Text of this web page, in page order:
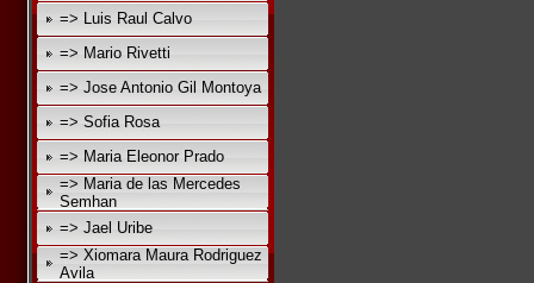
=> Luis Raul Calvo
=> Mario Rivetti
=> Jose Antonio Gil Montoya
=> Sofia Rosa
=> Maria Eleonor Prado
=> Maria de las Mercedes
Semhan
=> Jael Uribe
=> Xiomara Maura Rodriguez
Avila